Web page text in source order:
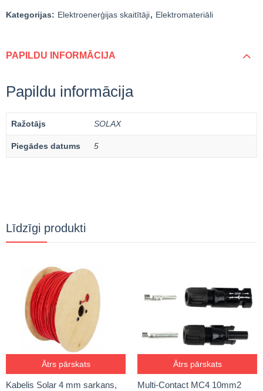
Kategorijas: Elektroenerģijas skaitītāji, Elektromateriāli
PAPILDU INFORMĀCIJA
Papildu informācija
Ražotājs SOLAX
Piegādes datums 5
Līdzīgi produkti
Ātrs pārskats
Kabelis Solar 4 mm sarkans,
Ātrs pārskats
Multi-Contact MC4 10mm2